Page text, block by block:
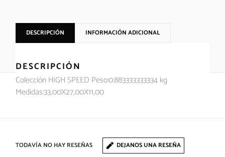
DESCRIPCIÓN INFORMACIÓN ADICIONAL
DESCRIPCIÓN
Colección HIGH SPEED Peso:0.883333333334 kg
Medidas:33,00X27,00X11,00
TODAVÍA NO HAY RESEÑAS DEJANOS UNA RESEÑA